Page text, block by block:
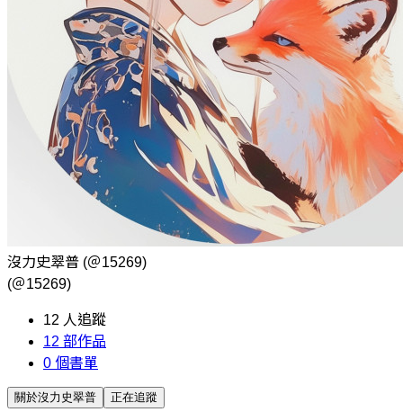
沒力史翠普 (＠15269)
(＠15269)
12 人追蹤
12 部作品
0 個書單
關於沒力史翠普 正在追蹤